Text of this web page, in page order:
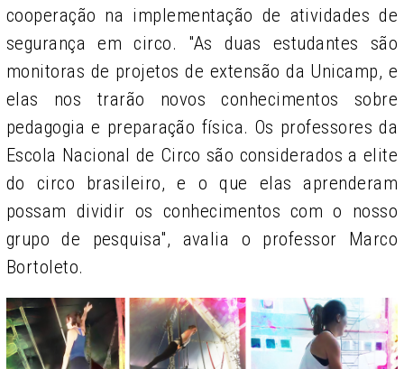
cooperação na implementação de atividades de
segurança em circo. "As duas estudantes são
monitoras de projetos de extensão da Unicamp, e
elas nos trarão novos conhecimentos sobre
pedagogia e preparação física. Os professores da
Escola Nacional de Circo são considerados a elite
do circo brasileiro, e o que elas aprenderam
possam dividir os conhecimentos com o nosso
grupo de pesquisa", avalia o professor Marco
Bortoleto.